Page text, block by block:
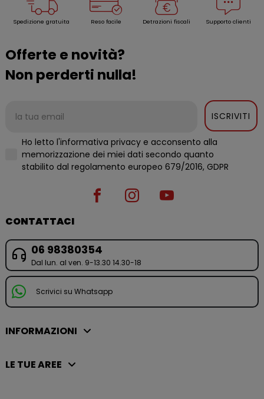
Spedizione gratuita Reso facile Detrazioni fiscali Supporto clienti
Offerte e novità?
Non perderti nulla!
ISCRIVITI
Ho letto l'informativa privacy e acconsento alla
memorizzazione dei miei dati secondo quanto
stabilito dal regolamento europeo 679/2016, GDPR
CONTATTACI
06 98380354
Dal lun. al ven. 9-13.30 14.30-18
Scrivici su Whatsapp
INFORMAZIONI
LE TUE AREE